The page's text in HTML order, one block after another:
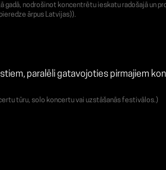
nodrošinot koncentrētu ieskatu radošajā un
ārpus Latvijas)).
paralēli gatavojoties pirmajiem
tūru, solo koncertu vai uzstāšanās festivālos.)